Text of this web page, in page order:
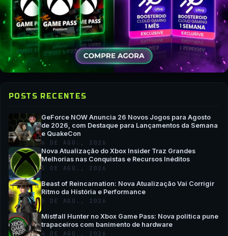
POSTS RECENTES
GeForce NOW Anuncia 26 Novos Jogos para Agosto
de 2026, com Destaque para Lançamentos da Semana
e QuakeCon
6 DE AGO., 2026
Nova Atualização do Xbox Insider Traz Grandes
Melhorias nas Conquistas e Recursos Inéditos
5 DE AGO., 2026
Beast of Reincarnation: Nova Atualização Vai Corrigir
Ritmo da História e Performance
5 DE AGO., 2026
Mistfall Hunter no Xbox Game Pass: Nova política pune
trapaceiros com banimento de hardware
4 DE AGO., 2026